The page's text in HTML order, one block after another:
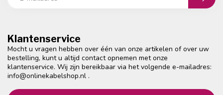
Klantenservice
Mocht u vragen hebben over één van onze artikelen of over uw
bestelling, kunt u altijd contact opnemen met onze
klantenservice. Wij zijn bereikbaar via het volgende e-mailadres:
info@onlinekabelshop.nl .